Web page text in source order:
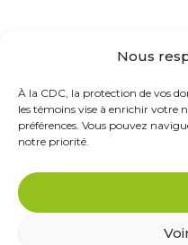
Nous
À la CDC, la protection de vos
les témoins vise à enrichir votre
préférences. Vous pouvez
notre priorité.